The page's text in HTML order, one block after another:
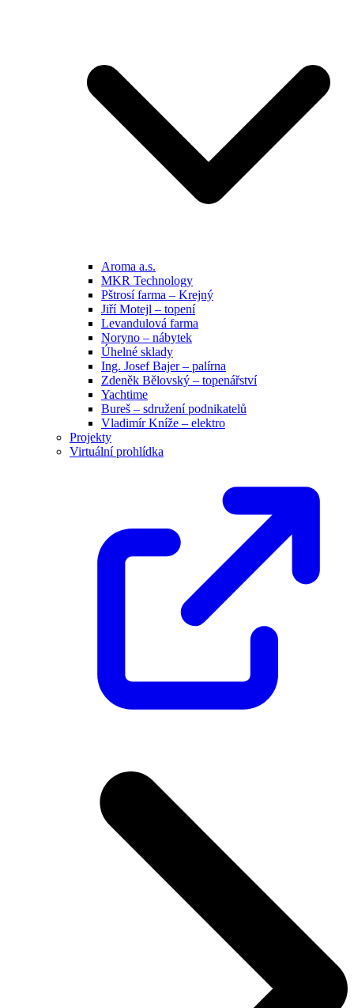
Aroma a.s.
MKR Technology
Pštrosí farma – Krejný
Jiří Motejl – topení
Levandulová farma
Noryno – nábytek
Úhelné sklady
Ing. Josef Bajer – palírna
Zdeněk Bělovský – topenářství
Yachtime
Bureš – sdružení podnikatelů
Vladimír Kníže – elektro
Projekty
Virtuální prohlídka